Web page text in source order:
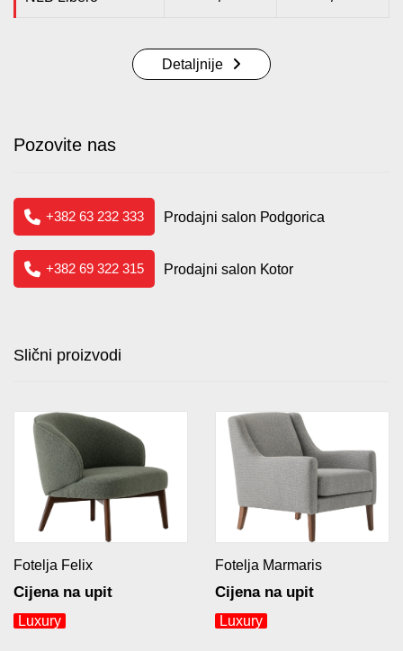
Detaljnije
Pozovite nas
+382 63 232 333 Prodajni salon Podgorica
+382 69 322 315 Prodajni salon Kotor
Slični proizvodi
Fotelja Felix
Cijena na upit
Luxury
Fotelja Marmaris
Cijena na upit
Luxury